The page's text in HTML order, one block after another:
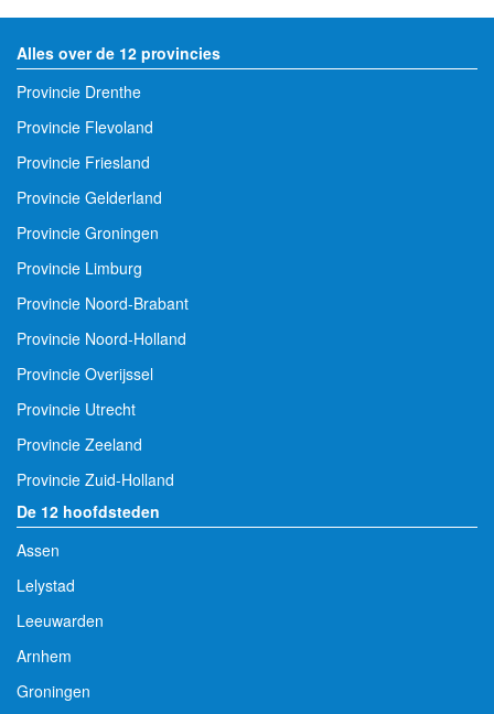
Alles over de 12 provincies
Provincie Drenthe
Provincie Flevoland
Provincie Friesland
Provincie Gelderland
Provincie Groningen
Provincie Limburg
Provincie Noord-Brabant
Provincie Noord-Holland
Provincie Overijssel
Provincie Utrecht
Provincie Zeeland
Provincie Zuid-Holland
De 12 hoofdsteden
Assen
Lelystad
Leeuwarden
Arnhem
Groningen